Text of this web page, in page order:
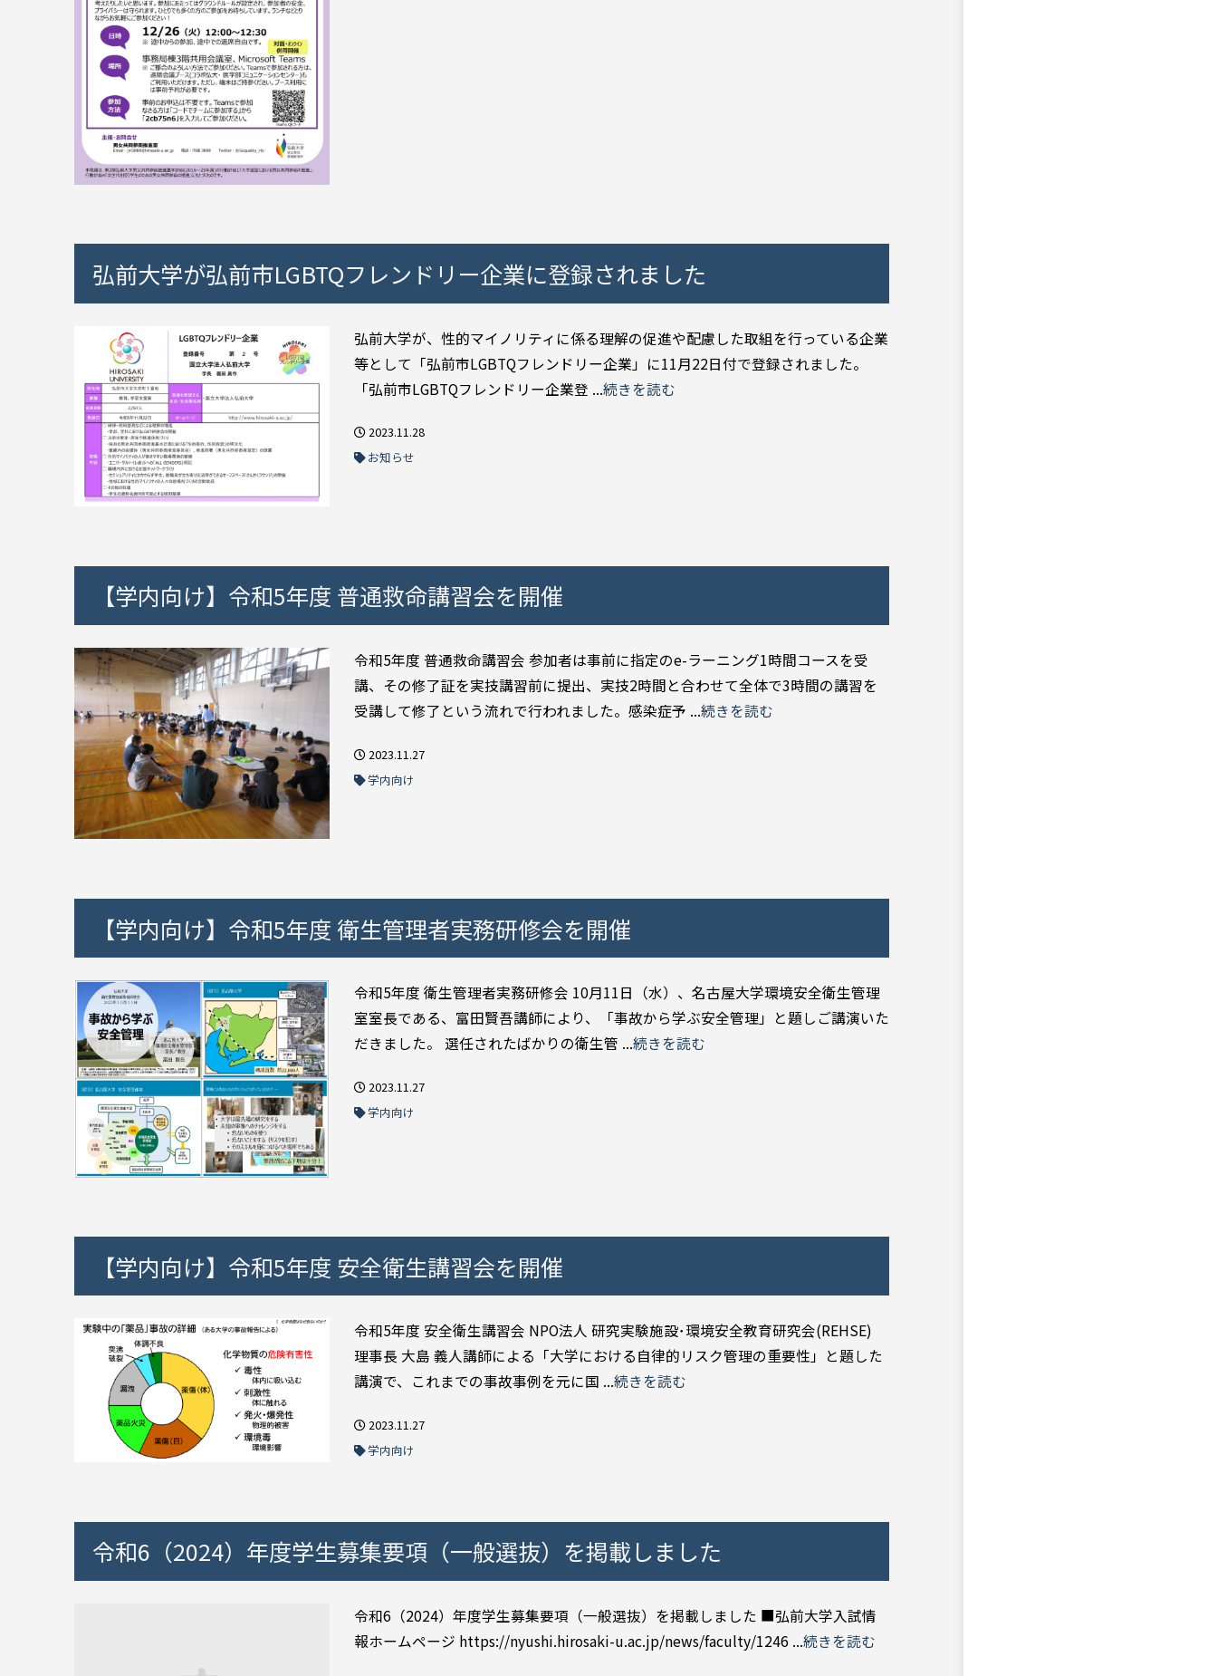
弘前大学が弘前市LGBTQフレンドリー企業に登録されました
弘前大学が、性的マイノリティに係る理解の促進や配慮した取組を行っている企業
等として「弘前市LGBTQフレンドリー企業」に11月22日付で登録されました。
「弘前市LGBTQフレンドリー企業登 ...続きを読む
2023.11.28
お知らせ
【学内向け】令和5年度 普通救命講習会を開催
令和5年度 普通救命講習会 参加者は事前に指定のe-ラーニング1時間コースを受
講、その修了証を実技講習前に提出、実技2時間と合わせて全体で3時間の講習を
受講して修了という流れで行われました。感染症予 ...続きを読む
2023.11.27
学内向け
【学内向け】令和5年度 衛生管理者実務研修会を開催
令和5年度 衛生管理者実務研修会 10月11日（水）、名古屋大学環境安全衛生管理
室室長である、富田賢吾講師により、「事故から学ぶ安全管理」と題しご講演いた
だきました。 選任されたばかりの衛生管 ...続きを読む
2023.11.27
学内向け
【学内向け】令和5年度 安全衛生講習会を開催
令和5年度 安全衛生講習会 NPO法人 研究実験施設･環境安全教育研究会(REHSE)
理事長 大島 義人講師による「大学における自律的リスク管理の重要性」と題した
講演で、これまでの事故事例を元に国 ...続きを読む
2023.11.27
学内向け
令和6（2024）年度学生募集要項（一般選抜）を掲載しました
令和6（2024）年度学生募集要項（一般選抜）を掲載しました ■弘前大学入試情
報ホームページ https://nyushi.hirosaki-u.ac.jp/news/faculty/1246 ...続きを読む